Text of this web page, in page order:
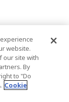
website.
our site with
By
to "Do
Cookie